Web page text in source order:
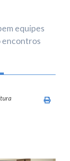
equipes
encontros